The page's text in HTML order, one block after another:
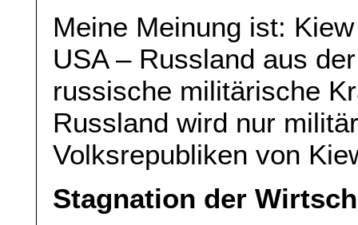
Meine Meinung ist:
USA – Russland aus
russische militärische
Russland wird nur
Volksrepubliken von
Stagnation der